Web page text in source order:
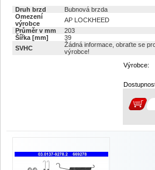
Druh brzd
Bubnová brzda
Omezení
výrobce
AP LOCKHEED
Průměr v mm
203
Šířka [mm]
39
SVHC
Žádná informace, obraťte se
výrobce!
Výrobce: